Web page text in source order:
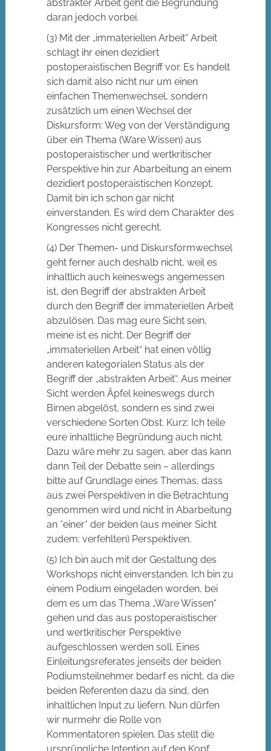
abstrakter Arbeit geht die Begründung
daran jedoch vorbei.
(3) Mit der „immateriellen Arbeit“ Arbeit
schlagt ihr einen dezidiert
postoperaistischen Begriff vor. Es handelt
sich damit also nicht nur um einen
einfachen Themenwechsel, sondern
zusätzlich um einen Wechsel der
Diskursform: Weg von der Verständigung
über ein Thema (Ware Wissen) aus
postoperaistischer und wertkritischer
Perspektive hin zur Abarbeitung an einem
dezidiert postoperaistischen Konzept.
Damit bin ich schon gar nicht
einverstanden. Es wird dem Charakter des
Kongresses nicht gerecht.
(4) Der Themen- und Diskursformwechsel
geht ferner auch deshalb nicht, weil es
inhaltlich auch keineswegs angemessen
ist, den Begriff der abstrakten Arbeit
durch den Begriff der immateriellen Arbeit
abzulösen. Das mag eure Sicht sein,
meine ist es nicht. Der Begriff der
„immateriellen Arbeit“ hat einen völlig
anderen kategorialen Status als der
Begriff der „abstrakten Arbeit“. Aus meiner
Sicht werden Äpfel keineswegs durch
Birnen abgelöst, sondern es sind zwei
verschiedene Sorten Obst. Kurz: Ich teile
eure inhaltliche Begründung auch nicht.
Dazu wäre mehr zu sagen, aber das kann
dann Teil der Debatte sein – allerdings
bitte auf Grundlage eines Themas, dass
aus zwei Perspektiven in die Betrachtung
genommen wird und nicht in Abarbeitung
an *einer* der beiden (aus meiner Sicht
zudem: verfehlten) Perspektiven.
(5) Ich bin auch mit der Gestaltung des
Workshops nicht einverstanden. Ich bin zu
einem Podium eingeladen worden, bei
dem es um das Thema „Ware Wissen“
gehen und das aus postoperaistischer
und wertkritischer Perspektive
aufgeschlossen werden soll. Eines
Einleitungsreferates jenseits der beiden
Podiumsteilnehmer bedarf es nicht, da die
beiden Referenten dazu da sind, den
inhaltlichen Input zu liefern. Nun dürfen
wir nurmehr die Rolle von
Kommentatoren spielen. Das stellt die